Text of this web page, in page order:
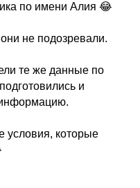
по имени Алия 😂
не подозревали.
те же данные по
и
условия, которые